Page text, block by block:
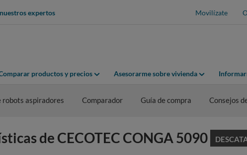
expertos Movilízate
productos y precios Asesorarme sobre vivienda
robots aspiradores Comparador Guía de compra Consejos
de CECOTEC CONGA 5090